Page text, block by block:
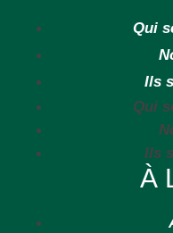
Qui
Ils
Qui
Ils
À